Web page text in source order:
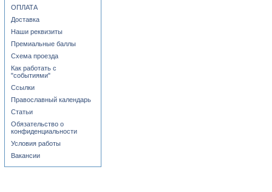
ОПЛАТА
Доставка
Наши реквизиты
Премиальные баллы
Схема проезда
Как работать с
"событиями"
Ссылки
Православный календарь
Статьи
Обязательство о
конфиденциальности
Условия работы
Вакансии